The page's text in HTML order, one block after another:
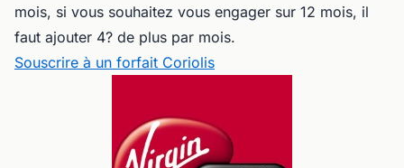
mois, si vous souhaitez vous engager sur 12 mois, il
faut ajouter 4? de plus par mois.
Souscrire à un forfait Coriolis